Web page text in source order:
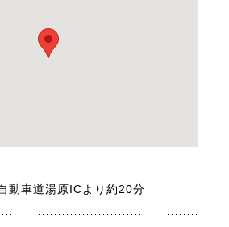
動車道湯原ICより約20分